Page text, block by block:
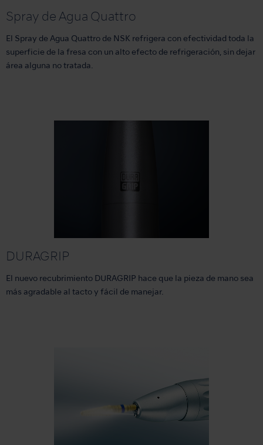
Spray de Agua Quattro
El Spray de Agua Quattro de NSK refrigera con efectividad toda la
superficie de la fresa con un alto efecto de refrigeración, sin dejar
área alguna no tratada.
DURAGRIP
El nuevo recubrimiento DURAGRIP hace que la pieza de mano sea
más agradable al tacto y fácil de manejar.